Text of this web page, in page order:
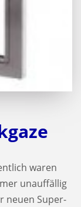
waren
unauffällig
neuen Super-